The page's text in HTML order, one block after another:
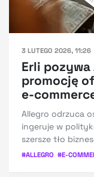
3 LUTEGO 2026, 11:26
Erli
promocję
e-
Allegro odrzuca
ingeruje w
szersze tło
#ALLEGRO #E-